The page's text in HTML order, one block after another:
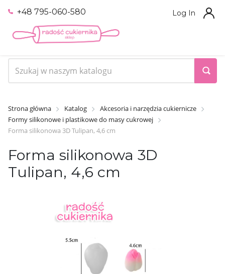
+48 795-060-580 Log In
Strona główna Katalog
Akcesoria i narzędzia cukiernicze
Formy silikonowe i plastikowe do masy cukrowej
Forma silikonowa 3D Tulipan, 4,6 cm
Forma silikonowa 3D
Tulipan, 4,6 cm